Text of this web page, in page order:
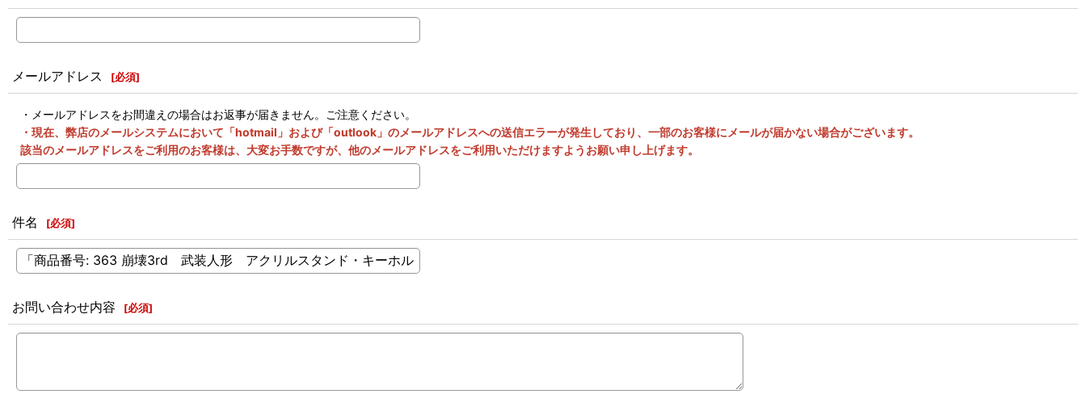
メールアドレス [必須]
・メールアドレスをお間違えの場合はお返事が届きません。ご注意ください。
・現在、弊店のメールシステムにおいて「hotmail」および「outlook」のメールアドレスへの送信エラーが発生しており、一部のお客様にメールが届かない場合がございます。
該当のメールアドレスをご利用のお客様は、大変お手数ですが、他のメールアドレスをご利用いただけますようお願い申し上げます。
件名 [必須]
お問い合わせ内容 [必須]